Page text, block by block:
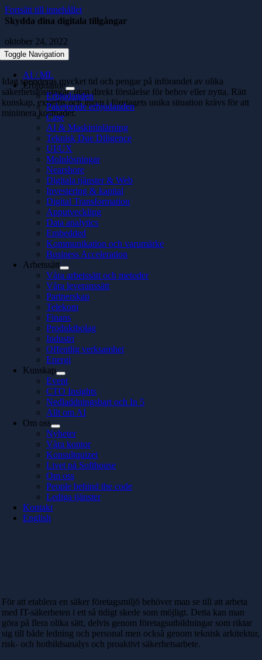
Fortsätt till innehållet
Toggle Navigation
AI / ML
Erbjudande
Erbjudanden
Paketerade erbjudanden
Case
AI & Maskininlärning
Teknisk Due Diligence
UI/UX
Molnlösningar
Nearshore
Digitala tjänster & Web
Investering & kapital
Digital Transformation
Apputveckling
Data analytics
Embedded
Kommunikation och varumärke
Business Acceleration
Arbetssätt
Våra arbetssätt och metoder
Våra leveranssätt
Partnerskap
Telekom
Finans
Produktbolag
Industri
Offentlig verksamhet
Energi
Kunskap
Event
CTO Insights
Nedladdningsbart och In 5
Allt om AI
Om oss
Nyheter
Våra kontor
Konsultquizet
Livet på Softhouse
Om oss
People behind the code
Lediga tjänster
Kontakt
English
Skydda dina digitala tillgångar
oktober 24, 2022
Idag spenderas mycket tid och pengar på införandet av olika
säkerhetslösningar, utan direkt förståelse för behov eller nytta. Rätt
kunskap, expertis och insyn i företagets unika situation krävs för att
minimera kostnader.
För att etablera en säker företagsmiljö behöver man se till att arbeta
med IT-säkerheten i ett så tidigt skede som möjligt. Detta kan man
göra på flera olika sätt, delvis genom företagsutbildningar som riktar
sig till både ledning och personal men också genom teknisk arkitektur,
risk- och hotbildsanalys och proaktivt säkerhetsarbete.